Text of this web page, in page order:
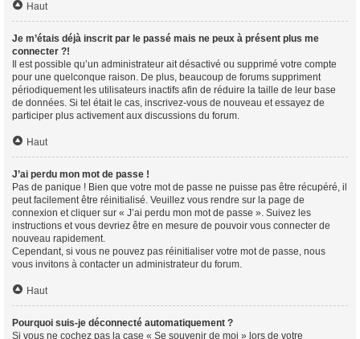
Haut
Je m’étais déjà inscrit par le passé mais ne peux à présent plus me
connecter ?!
Il est possible qu’un administrateur ait désactivé ou supprimé votre compte
pour une quelconque raison. De plus, beaucoup de forums suppriment
périodiquement les utilisateurs inactifs afin de réduire la taille de leur base
de données. Si tel était le cas, inscrivez-vous de nouveau et essayez de
participer plus activement aux discussions du forum.
Haut
J’ai perdu mon mot de passe !
Pas de panique ! Bien que votre mot de passe ne puisse pas être récupéré, il
peut facilement être réinitialisé. Veuillez vous rendre sur la page de
connexion et cliquer sur « J’ai perdu mon mot de passe ». Suivez les
instructions et vous devriez être en mesure de pouvoir vous connecter de
nouveau rapidement.
Cependant, si vous ne pouvez pas réinitialiser votre mot de passe, nous
vous invitons à contacter un administrateur du forum.
Haut
Pourquoi suis-je déconnecté automatiquement ?
Si vous ne cochez pas la case « Se souvenir de moi » lors de votre